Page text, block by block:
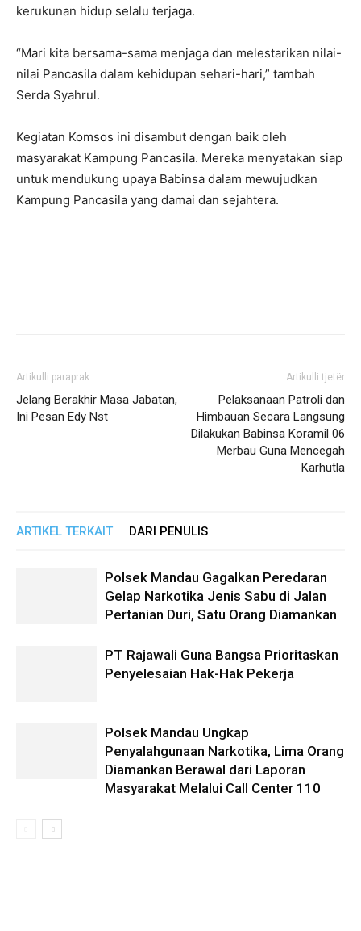
kerukunan hidup selalu terjaga.
“Mari kita bersama-sama menjaga dan melestarikan nilai-
nilai Pancasila dalam kehidupan sehari-hari,” tambah
Serda Syahrul.
Kegiatan Komsos ini disambut dengan baik oleh
masyarakat Kampung Pancasila. Mereka menyatakan siap
untuk mendukung upaya Babinsa dalam mewujudkan
Kampung Pancasila yang damai dan sejahtera.
Artikulli paraprak
Jelang Berakhir Masa Jabatan,
Ini Pesan Edy Nst
Artikulli tjetër
Pelaksanaan Patroli dan
Himbauan Secara Langsung
Dilakukan Babinsa Koramil 06
Merbau Guna Mencegah
Karhutla
ARTIKEL TERKAIT DARI PENULIS
Polsek Mandau Gagalkan Peredaran
Gelap Narkotika Jenis Sabu di Jalan
Pertanian Duri, Satu Orang Diamankan
PT Rajawali Guna Bangsa Prioritaskan
Penyelesaian Hak-Hak Pekerja
Polsek Mandau Ungkap
Penyalahgunaan Narkotika, Lima Orang
Diamankan Berawal dari Laporan
Masyarakat Melalui Call Center 110